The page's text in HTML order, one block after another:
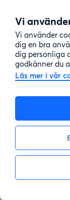
Vi
Vi använder
dig en bra
dig personliga
godkänner du
Läs mer i vår